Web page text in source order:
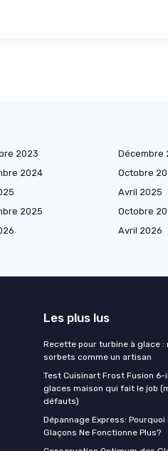
2023 Décembre
2024 Octobre
Avril 2025
2025 Octobre
Avril 2026
Les plus lus
Recette pour turbine à glace
sorbets comme un artisan
Test Cuisinart Frost Fusion 6-
glaces maison qui fait le job
défauts)
Dépannage Express: Pourquoi
Glaçons Ne Fonctionne Plus?